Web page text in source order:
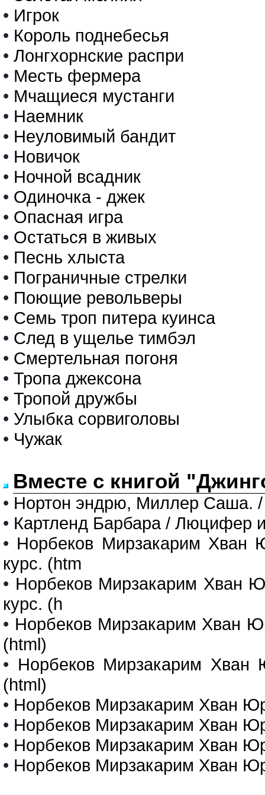
• Игрок
• Король поднебесья
• Лонгхорнские распри
• Месть фермера
• Мчащиеся мустанги
• Наемник
• Неуловимый бандит
• Новичок
• Ночной всадник
• Одиночка - джек
• Опасная игра
• Остаться в живых
• Песнь хлыста
• Пограничные стрелки
• Поющие револьверы
• Семь троп питера куинса
• След в ущелье тимбэл
• Смертельная погоня
• Тропа джексона
• Тропой дружбы
• Улыбка сорвиголовы
• Чужак
Вместе с книгой
• Нортон эндрю, Миллер Саша. /
• Картленд Барбара / Люцифер
• Норбеков Мирзакарим Хван
курс. (htm
• Норбеков Мирзакарим Хван
курс. (h
• Норбеков Мирзакарим Хван
(html)
• Норбеков Мирзакарим Хван
(html)
• Норбеков Мирзакарим Хван
• Норбеков Мирзакарим Хван
• Норбеков Мирзакарим Хван
• Норбеков Мирзакарим Хван